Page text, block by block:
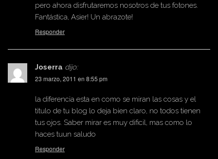
pero ahora disfrutaremos nosotros de tus fotones.
Fantástica, Asier! Un abrazote!
Responder
Joserra dijo:
23 marzo, 2011 en 8:55 pm
la diferencia esta en como se miran las cosas y el
titulo de tu blog lo deja bien claro, no todos tienen
tus ojos. Saber mirar es muy dificil, mas como lo
haces tuun saludo
Responder